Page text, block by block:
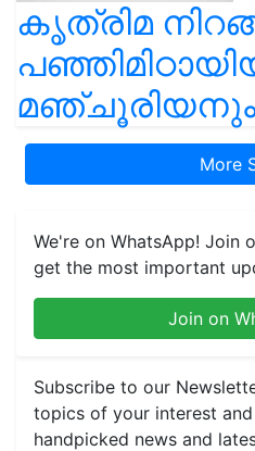
കൃത്രിമ
മഞ്ചൂരിയനും
More
We're on WhatsApp! Join
get the most important
Join on
Subscribe to our
topics of your interest
handpicked news and